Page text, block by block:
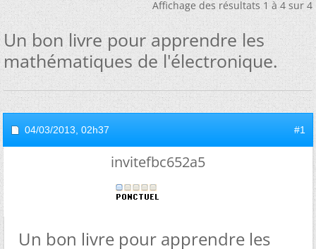
Affichage des résultats 1 à 4 sur 4
Un bon livre pour apprendre les
mathématiques de l'électronique.
04/03/2013, 02h37 #1
invitefbc652a5
Un bon livre pour apprendre les